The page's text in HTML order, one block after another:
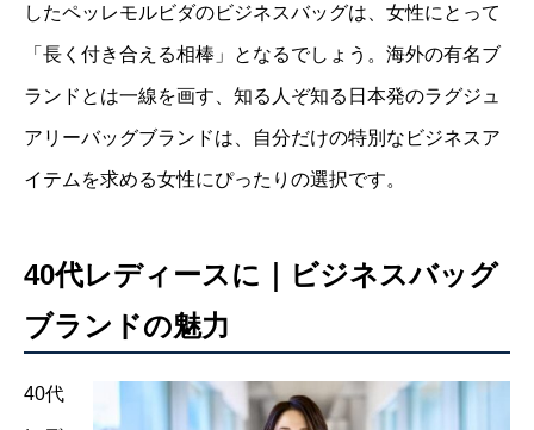
したペッレモルビダのビジネスバッグは、女性にとって
「長く付き合える相棒」となるでしょう。海外の有名ブ
ランドとは一線を画す、知る人ぞ知る日本発のラグジュ
アリーバッグブランドは、自分だけの特別なビジネスア
イテムを求める女性にぴったりの選択です。
40代レディースに｜ビジネスバッグ
ブランドの魅力
40代